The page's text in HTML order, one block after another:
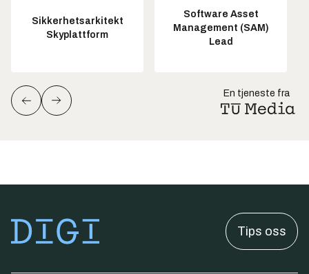
Sikkerhetsarkitekt
Skyplattform
Software Asset
Management (SAM)
Lead
En tjeneste fra
Tips oss